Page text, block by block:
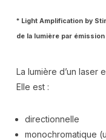
* Light Amplification by
de la lumière par
La lumière d’un laser
Elle est :
directionnelle
monochromatique